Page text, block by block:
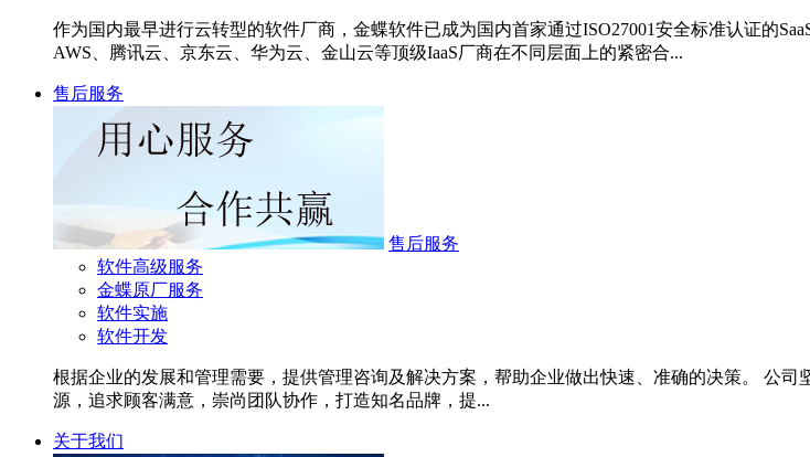
作为国内最早进行云转型的软件厂商，金蝶软件已成为国内首家通过ISO27001安全标准认证的
AWS、腾讯云、京东云、华为云、金山云等顶级IaaS厂商在不同层面上的紧密合...
售后服务
售后服务
软件高级服务
金蝶原厂服务
软件实施
软件开发
根据企业的发展和管理需要，提供管理咨询及解决方案，帮助企业做出快速、准确的决策。 公
源，追求顾客满意，崇尚团队协作，打造知名品牌，提...
关于我们